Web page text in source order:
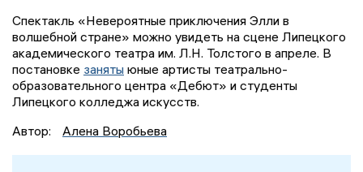
Спектакль «Невероятные приключения Элли в
волшебной стране» можно увидеть на сцене Липецкого
академического театра им. Л.Н. Толстого в апреле. В
постановке заняты юные артисты театрально-
образовательного центра «Дебют» и студенты
Липецкого колледжа искусств.
Автор:
Алена Воробьева